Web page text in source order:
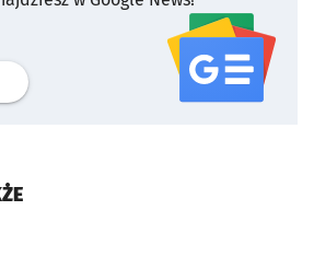
profil serwisu